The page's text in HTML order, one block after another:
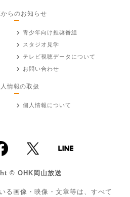
らのお知らせ
青少年向け推奨番組
スタジオ見学
テレビ視聴データについて
お問い合わせ
情報の取扱
個人情報について
© OHK岡山放送
る画像・映像・文章等は、すべて